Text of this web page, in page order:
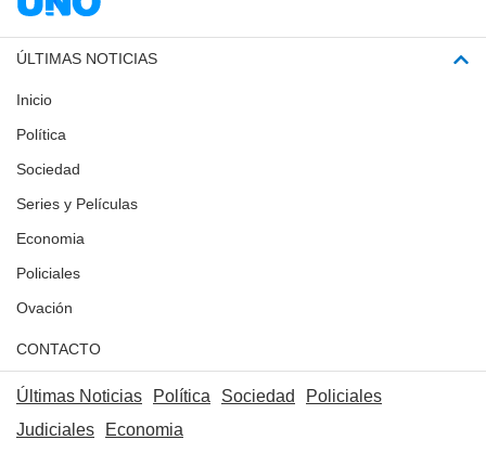
ÚLTIMAS NOTICIAS
Inicio
Política
Sociedad
Series y Películas
Economia
Policiales
Ovación
CONTACTO
Últimas Noticias Política Sociedad
Policiales
Judiciales
Economia